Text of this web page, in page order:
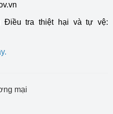
Điều tra thiệt hại và tự vệ:
.
mại